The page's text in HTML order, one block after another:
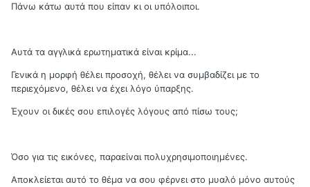
Πάνω κάτω αυτά που είπαν κι οι υπόλοιποι.
Αυτά τα αγγλικά ερωτηματικά είναι κρίμα...
Γενικά η μορφή θέλει προσοχή, θέλει να συμβαδίζει με το
περιεχόμενο, θέλει να έχει λόγο ύπαρξης.
Έχουν οι δικές σου επιλογές λόγους από πίσω τους;
Όσο για τις εικόνες, παραείναι πολυχρησιμοποιημένες.
Αποκλείεται αυτό το θέμα να σου φέρνει στο μυαλό μόνο αυτούς